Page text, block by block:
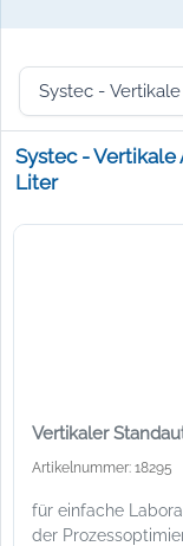
Systec -
Liter
Vertikaler
Artikelnummer: 18295
für einfache
der